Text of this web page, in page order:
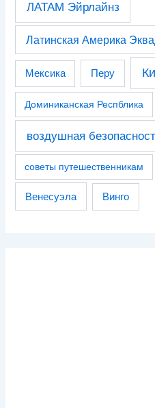
ЛАТАМ Эйрлайнз
Латинская Америка
Мексика Перу
Доминиканская Респблика
воздушная
советы путешественникам
Венесуэла Винго